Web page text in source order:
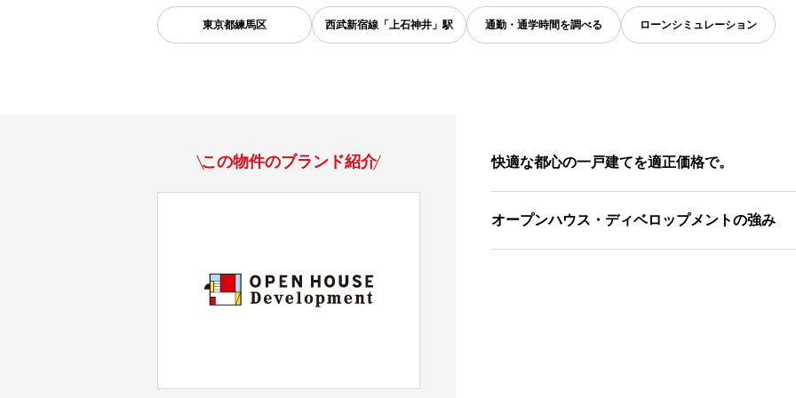
東京都練馬区 西武新宿線「上石神井」駅 通勤・通学時間を調べる ローンシミュレーション
この物件のブランド紹介 快適な都心の一戸建てを適正価格で。
オープンハウス・ディベロップメントの強み